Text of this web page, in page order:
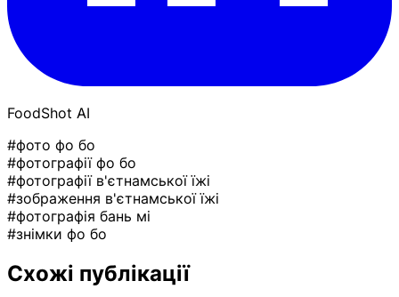
FoodShot AI
#фото фо бо
#фотографії фо бо
#фотографії в'єтнамської їжі
#зображення в'єтнамської їжі
#фотографія бань мі
#знімки фо бо
Схожі публікації